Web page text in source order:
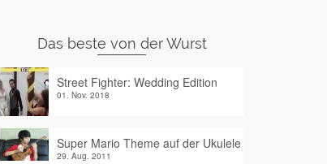
Das beste von der Wurst
Street Fighter: Wedding Edition
01. Nov. 2018
Super Mario Theme auf der Ukulele
29. Aug. 2011